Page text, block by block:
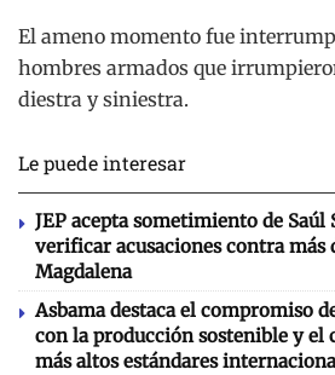
El ameno momento fue
hombres armados que
diestra y siniestra.
Le puede interesar
JEP acepta sometimiento de
verificar acusaciones contra más
Magdalena
Asbama destaca el compromiso
con la producción sostenible y el
más altos estándares